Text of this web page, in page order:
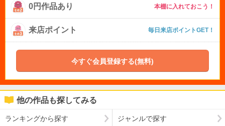
0円作品あり 本棚に入れておこう！
来店ポイント 毎日来店ポイントGET！
今すぐ会員登録する(無料)
他の作品も探してみる
ランキングから探す ジャンルで探す